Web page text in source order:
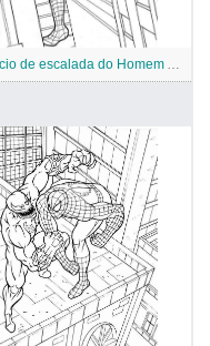
Edifício de escalada do Homem Aranha